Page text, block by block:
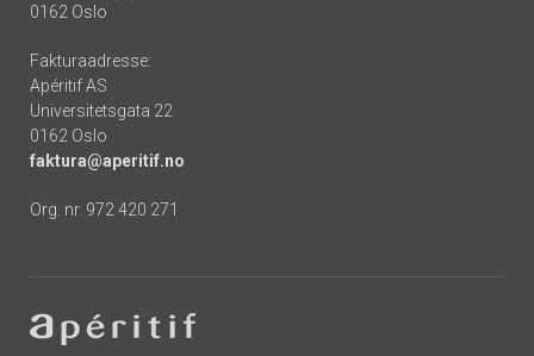
0162 Oslo
Fakturaadresse:
Apéritif AS
Universitetsgata 22
0162 Oslo
faktura@aperitif.no
Org. nr. 972 420 271